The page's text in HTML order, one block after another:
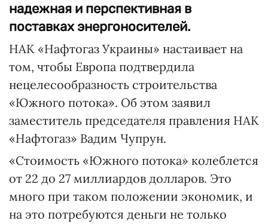
надежная и перспективная в
поставках энергоносителей.
НАК «Нафтогаз Украины» настаивает на
том, чтобы Европа подтвердила
нецелесообразность строительства
«Южного потока». Об этом заявил
заместитель председателя правления НАК
«Нафтогаз» Вадим Чупрун.
«Стоимость «Южного потока» колеблется
от 22 до 27 миллиардов долларов. Это
много при таком положении экономик, и
на это потребуются деньги не только